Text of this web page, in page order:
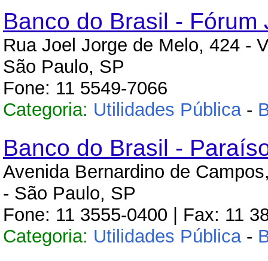
Banco do Brasil - Fórum
Rua Joel Jorge de Melo, 424 -
São Paulo, SP
Fone: 11 5549-7066
Categoria: Utilidades Pública-
Banco do Brasil -
Avenida Bernardino de
- São Paulo, SP
Fone: 11 3555-0400 | Fax: 11
Categoria: Utilidades Pública-